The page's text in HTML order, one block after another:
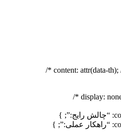
content: attr(data-th);
display: